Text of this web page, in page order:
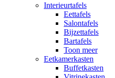
Interieurtafels
Eettafels
Salontafels
Bijzettafels
Bartafels
Toon meer
Eetkamerkasten
Buffetkasten